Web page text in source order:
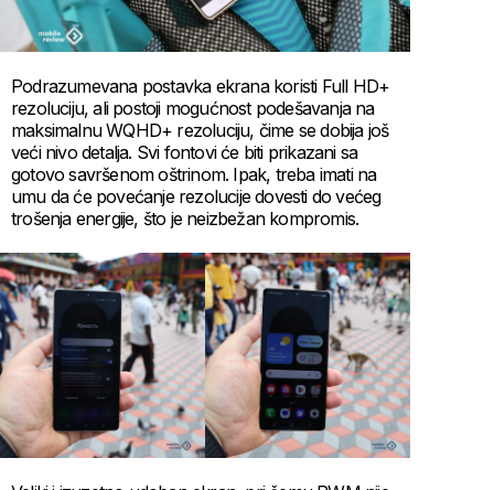
Podrazumevana postavka ekrana koristi Full HD+
rezoluciju, ali postoji mogućnost podešavanja na
maksimalnu WQHD+ rezoluciju, čime se dobija još
veći nivo detalja. Svi fontovi će biti prikazani sa
gotovo savršenom oštrinom. Ipak, treba imati na
umu da će povećanje rezolucije dovesti do većeg
trošenja energije, što je neizbežan kompromis.